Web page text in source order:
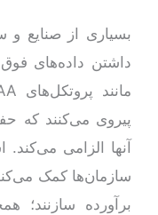
بسیاری از صنایع و
داشتن داده‌های فوق
پیروی می‌کنند که
سازمان‌ها کمک می‌کند
برآورده سازنند؛